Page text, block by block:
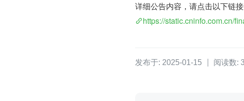
详细公告内容，请点击以下链
https://static.cninfo.com.cn/
发布于: 2025-01-15 阅读数: